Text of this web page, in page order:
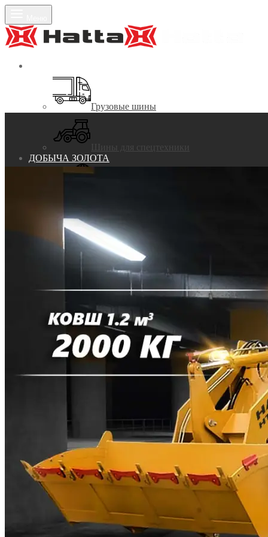
Грузовые шины
Шины для спецтехники
ДОБЫЧА ЗОЛОТА
Покрытия шлюзовые
Ковры дражныеНОВИНКА
Трава Тюльпанот 1 п.м.
С подложкой
Без подложки
Лотки старательские
Автовышки
Вилочные погрузчики
Фронтальные погрузчики